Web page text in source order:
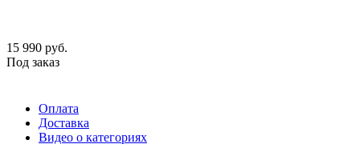
15 990 руб.
Под заказ
Оплата
Доставка
Видео о категориях